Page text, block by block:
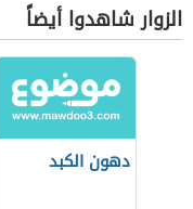
الزوار شاهدوا أيضاً
دهون الكبد